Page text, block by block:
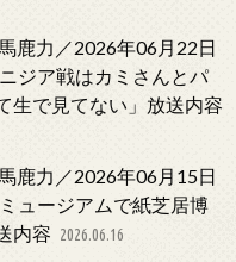
鹿力／2026年06月22日
ジア戦はカミさんとパ
生で見てない」放送内容
鹿力／2026年06月15日
ュージアムで紙芝居博
内容 2026.06.16